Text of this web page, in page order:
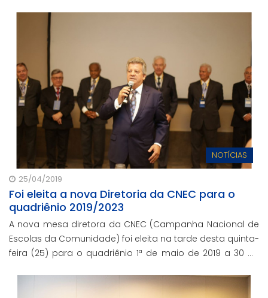
NOTÍCIAS
25/04/2019
Foi eleita a nova Diretoria da CNEC para o
quadriênio 2019/2023
A nova mesa diretora da CNEC (Campanha Nacional de
Escolas da Comunidade) foi eleita na tarde desta quinta-
feira (25) para o quadriênio 1ª de maio de 2019 a 30 de